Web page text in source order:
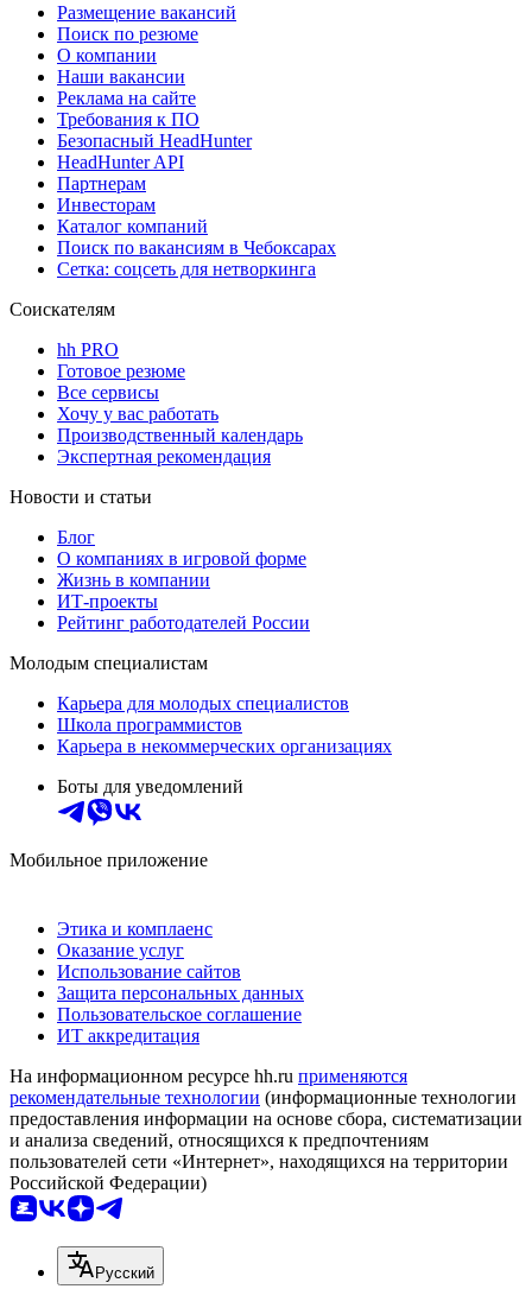
Размещение вакансий
Поиск по резюме
О компании
Наши вакансии
Реклама на сайте
Требования к ПО
Безопасный HeadHunter
HeadHunter API
Партнерам
Инвесторам
Каталог компаний
Поиск по вакансиям в Чебоксарах
Сетка: соцсеть для нетворкинга
Соискателям
hh PRO
Готовое резюме
Все сервисы
Хочу у вас работать
Производственный календарь
Экспертная рекомендация
Новости и статьи
Блог
О компаниях в игровой форме
Жизнь в компании
ИТ-проекты
Рейтинг работодателей России
Молодым специалистам
Карьера для молодых специалистов
Школа программистов
Карьера в некоммерческих организациях
Боты для уведомлений
Мобильное приложение
Этика и комплаенс
Оказание услуг
Использование сайтов
Защита персональных данных
Пользовательское соглашение
ИТ аккредитация
На информационном ресурсе hh.ru применяются
рекомендательные технологии (информационные технологии
предоставления информации на основе сбора, систематизации
и анализа сведений, относящихся к предпочтениям
пользователей сети «Интернет», находящихся на территории
Российской Федерации)
Русский